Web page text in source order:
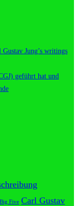
Jung’s writings
geführt hat und
Big Five Carl Gustav